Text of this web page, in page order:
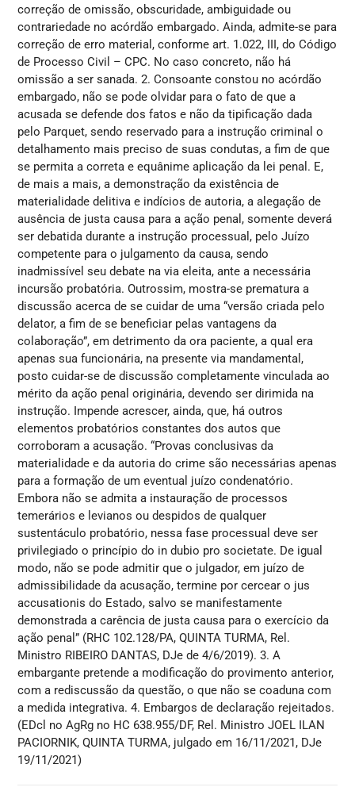
correção de omissão, obscuridade, ambiguidade ou
contrariedade no acórdão embargado. Ainda, admite-se para
correção de erro material, conforme art. 1.022, III, do Código
de Processo Civil – CPC. No caso concreto, não há
omissão a ser sanada. 2. Consoante constou no acórdão
embargado, não se pode olvidar para o fato de que a
acusada se defende dos fatos e não da tipificação dada
pelo Parquet, sendo reservado para a instrução criminal o
detalhamento mais preciso de suas condutas, a fim de que
se permita a correta e equânime aplicação da lei penal. E,
de mais a mais, a demonstração da existência de
materialidade delitiva e indícios de autoria, a alegação de
ausência de justa causa para a ação penal, somente deverá
ser debatida durante a instrução processual, pelo Juízo
competente para o julgamento da causa, sendo
inadmissível seu debate na via eleita, ante a necessária
incursão probatória. Outrossim, mostra-se prematura a
discussão acerca de se cuidar de uma “versão criada pelo
delator, a fim de se beneficiar pelas vantagens da
colaboração”, em detrimento da ora paciente, a qual era
apenas sua funcionária, na presente via mandamental,
posto cuidar-se de discussão completamente vinculada ao
mérito da ação penal originária, devendo ser dirimida na
instrução. Impende acrescer, ainda, que, há outros
elementos probatórios constantes dos autos que
corroboram a acusação. “Provas conclusivas da
materialidade e da autoria do crime são necessárias apenas
para a formação de um eventual juízo condenatório.
Embora não se admita a instauração de processos
temerários e levianos ou despidos de qualquer
sustentáculo probatório, nessa fase processual deve ser
privilegiado o princípio do in dubio pro societate. De igual
modo, não se pode admitir que o julgador, em juízo de
admissibilidade da acusação, termine por cercear o jus
accusationis do Estado, salvo se manifestamente
demonstrada a carência de justa causa para o exercício da
ação penal” (RHC 102.128/PA, QUINTA TURMA, Rel.
Ministro RIBEIRO DANTAS, DJe de 4/6/2019). 3. A
embargante pretende a modificação do provimento anterior,
com a rediscussão da questão, o que não se coaduna com
a medida integrativa. 4. Embargos de declaração rejeitados.
(EDcl no AgRg no HC 638.955/DF, Rel. Ministro JOEL ILAN
PACIORNIK, QUINTA TURMA, julgado em 16/11/2021, DJe
19/11/2021)